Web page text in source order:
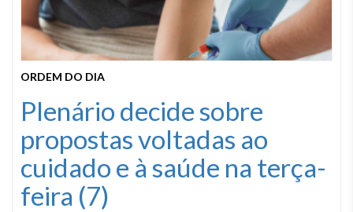
ORDEM DO DIA
Plenário decide sobre
propostas voltadas ao
cuidado e à saúde na terça-
feira (7)